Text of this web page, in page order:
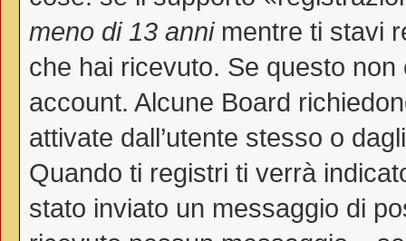
meno di 13 annimentre ti stavi
che hai ricevuto. Se questo
account. Alcune Board
attivate dall’utente stesso o
Quando ti registri ti verrà
stato inviato un messaggio di